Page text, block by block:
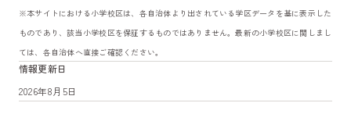
※本サイトにおける小学校区は、各自治体より出されている学区データを基に表示した
ものであり、該当小学校区を保証するものではありません。最新の小学校区に関しまし
ては、各自治体へ直接ご確認ください。
情報更新日
2026年8月5日